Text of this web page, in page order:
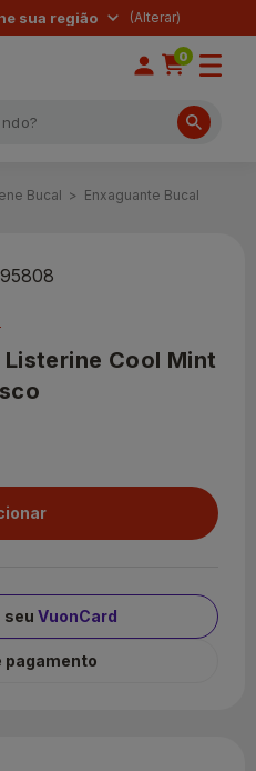
sua região
0
Bucal Enxaguante Bucal
Cool Mint
seu VuonCard
pagamento